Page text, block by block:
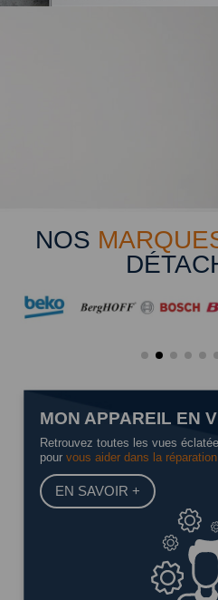
NOS
MON APPAREIL EN
Retrouvez toutes les vues
pourvous aider dans la réparation
EN SAVOIR +